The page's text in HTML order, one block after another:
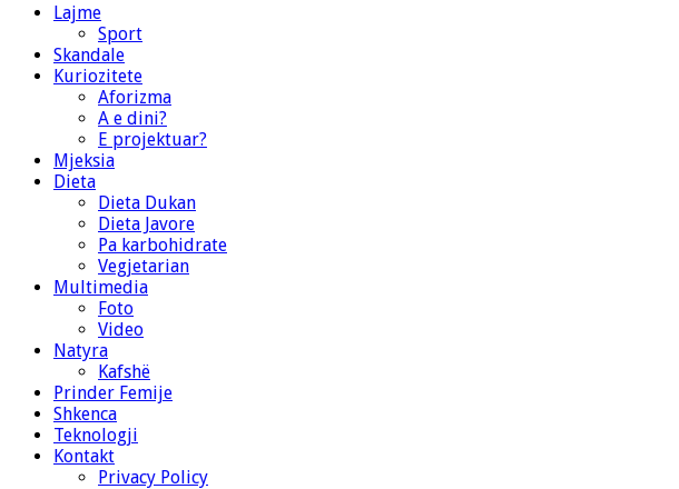
Lajme
Sport
Skandale
Kuriozitete
Aforizma
A e dini?
E projektuar?
Mjeksia
Dieta
Dieta Dukan
Dieta Javore
Pa karbohidrate
Vegjetarian
Multimedia
Foto
Video
Natyra
Kafshë
Prinder Femije
Shkenca
Teknologji
Kontakt
Privacy Policy